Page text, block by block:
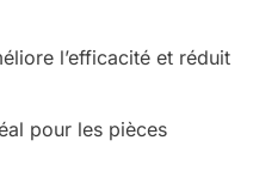
l’efficacité et réduit
pour les pièces